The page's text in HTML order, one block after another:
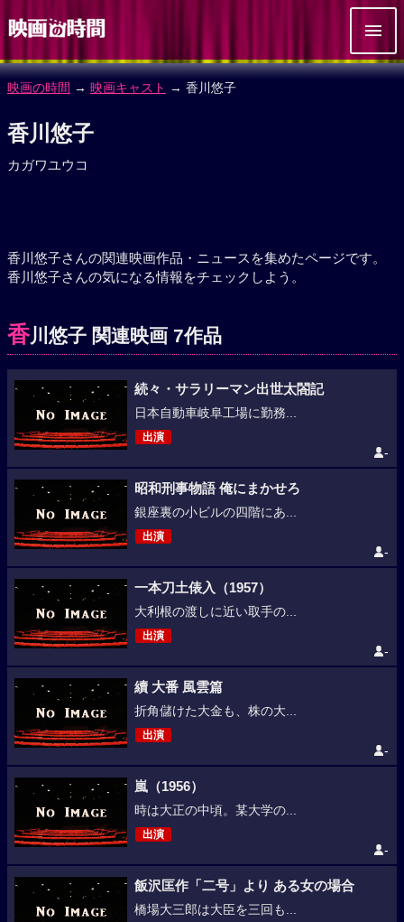
映画の時間 → 映画キャスト → 香川悠子
香川悠子
カガワユウコ
香川悠子さんの関連映画作品・ニュースを集めたページです。
香川悠子さんの気になる情報をチェックしよう。
香川悠子 関連映画 7作品
続々・サラリーマン出世太閤記
日本自動車岐阜工場に勤務...
出演
-
昭和刑事物語 俺にまかせろ
銀座裏の小ビルの四階にあ...
出演
-
一本刀土俵入（1957）
大利根の渡しに近い取手の...
出演
-
續 大番 風雲篇
折角儲けた大金も、株の大...
出演
-
嵐（1956）
時は大正の中頃。某大学の...
出演
-
飯沢匡作「二号」より ある女の場合
橋場大三郎は大臣を三回も...